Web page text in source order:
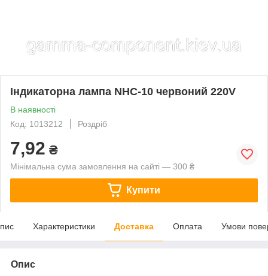
Індикаторна лампа NHC-10 червоний 220V
В наявності
Код: 1013212
Роздріб
7,92 ₴
Мінімальна сума замовлення на сайті — 300 ₴
Купити
Характеристики Доставка Оплата Умови
Опис